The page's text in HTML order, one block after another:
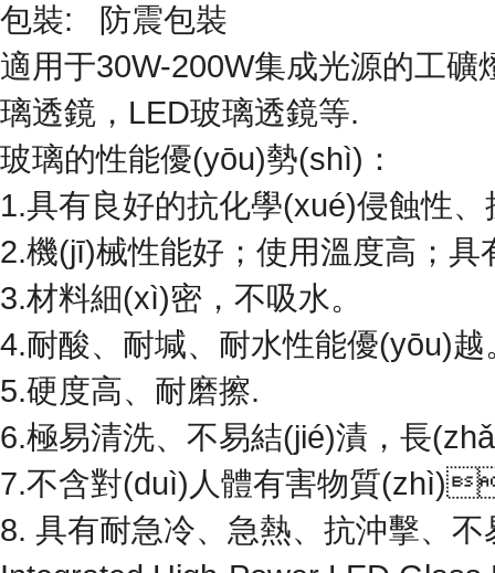
包裝: 防震包裝
適用于30W-200W集成光源的工礦燈
璃透鏡，LED玻璃透鏡等.
玻璃的性能優(yōu)勢(shì)：
1.具有良好的抗化學(xué)侵蝕性、
2.機(jī)械性能好；使用溫度高；
3.材料細(xì)密，不吸水。
4.耐酸、耐堿、耐水性能優(yōu)越
5.硬度高、耐磨擦.
6.極易清洗、不易結(jié)漬，長
7.不含對(duì)人體有害物質
8. 具有耐急冷、急熱、抗沖擊、